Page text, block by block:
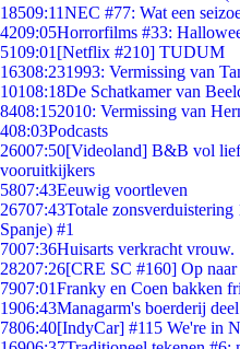
18509:11NEC #77: Wat een
4209:05Horrorfilms #33:
5109:01 [Netflix #210] TUDUM
16308:231993: Vermissing van
10108:18De Schatkamer van
8408:152010: Vermissing van
408:03Podcasts
26007:50[Videoland] B&B vol
vooruitkijkers
5807:43Eeuwig voortleven
26707:43Totale
Spanje) #1
7007:36Huisarts verkracht vrouw.
28207:26[CRE SC #160] Op
7907:01Franky en Coen bakken
1906:43Managarm's boerderij
7806:40[IndyCar] #115 We're in